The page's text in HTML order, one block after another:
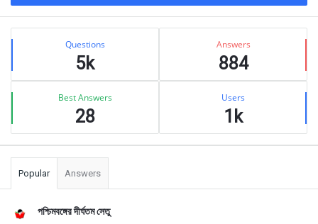
Sidebar
Stats Questions
5k
Answers
884
Best Answers
28
Users
1k
Popular Answers
পশ্চিমবঙ্গের দীর্ঘতম সেতু